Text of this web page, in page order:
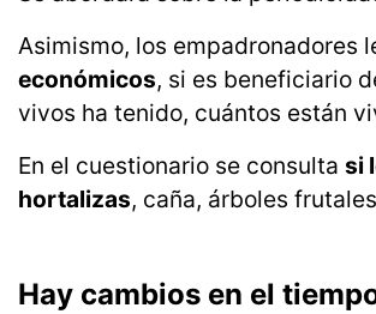
Asimismo, los empadronadores
económicos, si es beneficiario
vivos ha tenido, cuántos están
En el cuestionario se consulta si
hortalizas, caña, árboles
Hay cambios en el